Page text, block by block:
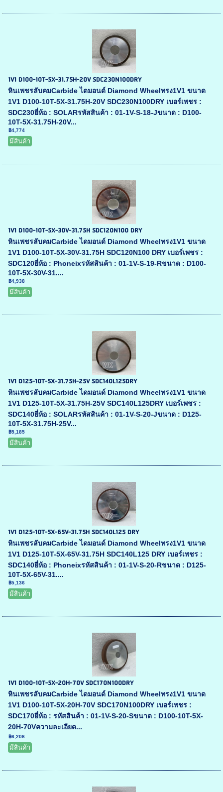
1V1 D100-10T-5X-31.75H-20V SDC230N100DRY
หินเพชรลับคมCarbide ไดมอนด์ Diamond Wheelทรง1V1 ขนาด
1V1 D100-10T-5X-31.75H-20V SDC230N100DRY เบอร์เพชร :
SDC230ยี่ห้อ : SOLARรหัสสินค้า : 01-1V-S-18-Jขนาด : D100-
10T-5X-31.75H-20V...
฿4,774
มีสินค้า
1V1 D100-10T-5X-30V-31.75H SDC120N100 DRY
หินเพชรลับคมCarbide ไดมอนด์ Diamond Wheelทรง1V1 ขนาด
1V1 D100-10T-5X-30V-31.75H SDC120N100 DRY เบอร์เพชร :
SDC120ยี่ห้อ : Phoneixรหัสสินค้า : 01-1V-S-19-Rขนาด : D100-
10T-5X-30V-31....
฿4,938
มีสินค้า
1V1 D125-10T-5X-31.75H-25V SDC140L125DRY
หินเพชรลับคมCarbide ไดมอนด์ Diamond Wheelทรง1V1 ขนาด
1V1 D125-10T-5X-31.75H-25V SDC140L125DRY เบอร์เพชร :
SDC140ยี่ห้อ : SOLARรหัสสินค้า : 01-1V-S-20-Jขนาด : D125-
10T-5X-31.75H-25V...
฿5,185
มีสินค้า
1V1 D125-10T-5X-65V-31.75H SDC140L125 DRY
หินเพชรลับคมCarbide ไดมอนด์ Diamond Wheelทรง1V1 ขนาด
1V1 D125-10T-5X-65V-31.75H SDC140L125 DRY เบอร์เพชร :
SDC140ยี่ห้อ : Phoneixรหัสสินค้า : 01-1V-S-20-Rขนาด : D125-
10T-5X-65V-31....
฿5,136
มีสินค้า
1V1 D100-10T-5X-20H-70V SDC170N100DRY
หินเพชรลับคมCarbide ไดมอนด์ Diamond Wheelทรง1V1 ขนาด
1V1 D100-10T-5X-20H-70V SDC170N100DRY เบอร์เพชร :
SDC170ยี่ห้อ : รหัสสินค้า : 01-1V-S-20-Sขนาด : D100-10T-5X-
20H-70Vความละเอียด...
฿6,206
มีสินค้า